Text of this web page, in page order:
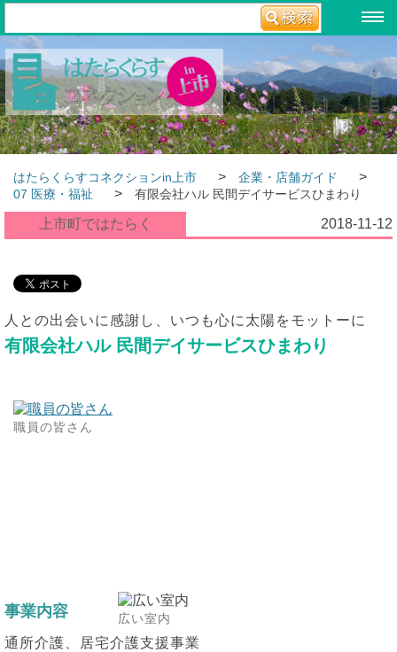
はたらくらすコネクションin上市 > 企業・店舗ガイド >
07 医療・福祉 > 有限会社ハル 民間デイサービスひまわり
上市町ではたらく 2018-11-12
人との出会いに感謝し、いつも心に太陽をモットーに
有限会社ハル 民間デイサービスひまわり
職員の皆さん
広い室内
事業内容
通所介護、居宅介護支援事業